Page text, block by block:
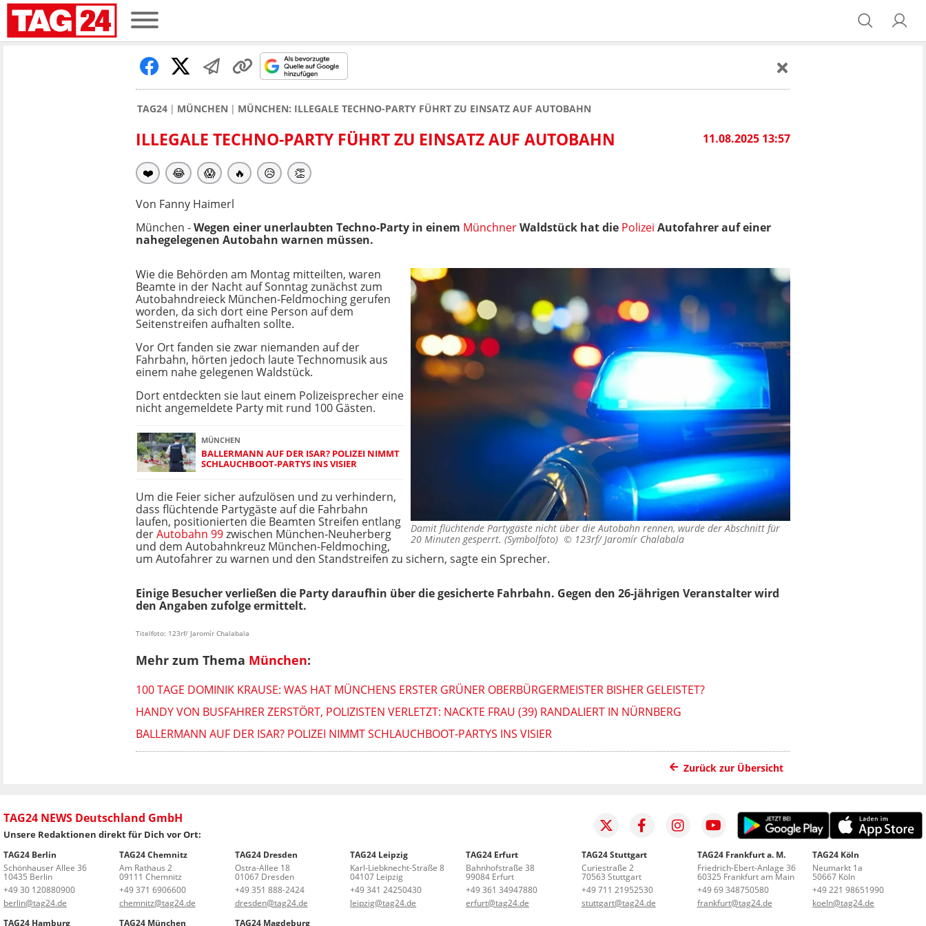
TAG24 MÜNCHEN MÜNCHEN: ILLEGALE TECHNO-PARTY FÜHRT ZU EINSATZ AUF AUTOBAHN
11.08.2025 13:57
ILLEGALE TECHNO-PARTY FÜHRT ZU EINSATZ AUF AUTOBAHN
❤️ 😂 😱 🔥 😥 👏
Von Fanny Haimerl
München -Wegen einer unerlaubten Techno-Party in einem MünchnerWaldstück hat die Polizei Autofahrer auf einer
nahegelegenen Autobahn warnen müssen.
Damit flüchtende Partygäste nicht über die Autobahn rennen, wurde der Abschnitt für
20 Minuten gesperrt. (Symbolfoto) © 123rf/ Jaromír Chalabala
Wie die Behörden am Montag mitteilten, waren
Beamte in der Nacht auf Sonntag zunächst zum
Autobahndreieck München-Feldmoching gerufen
worden, da sich dort eine Person auf dem
Seitenstreifen aufhalten sollte.
Vor Ort fanden sie zwar niemanden auf der
Fahrbahn, hörten jedoch laute Technomusik aus
einem nahe gelegenen Waldstück.
Dort entdeckten sie laut einem Polizeisprecher eine
nicht angemeldete Party mit rund 100 Gästen.
MÜNCHEN
BALLERMANN AUF DER ISAR? POLIZEI NIMMT
SCHLAUCHBOOT-PARTYS INS VISIER
Um die Feier sicher aufzulösen und zu verhindern,
dass flüchtende Partygäste auf die Fahrbahn
laufen, positionierten die Beamten Streifen entlang
derAutobahn 99zwischen München-Neuherberg
und dem Autobahnkreuz München-Feldmoching,
um Autofahrer zu warnen und den Standstreifen zu sichern, sagte ein Sprecher.
Einige Besucher verließen die Party daraufhin über die gesicherte Fahrbahn. Gegen den 26-jährigen Veranstalter wird
den Angaben zufolge ermittelt.
Titelfoto: 123rf/ Jaromír Chalabala
Mehr zum Thema München:
100 TAGE DOMINIK KRAUSE: WAS HAT MÜNCHENS ERSTER GRÜNER OBERBÜRGERMEISTER BISHER GELEISTET?
HANDY VON BUSFAHRER ZERSTÖRT, POLIZISTEN VERLETZT: NACKTE FRAU (39) RANDALIERT IN NÜRNBERG
BALLERMANN AUF DER ISAR? POLIZEI NIMMT SCHLAUCHBOOT-PARTYS INS VISIER
Zurück zur Übersicht
TAG24 NEWS Deutschland GmbH
Unsere Redaktionen direkt für Dich vor Ort:
TAG24 Berlin
Schönhauser Allee 36
10435 Berlin
+49 30 120880900
berlin@tag24.de
TAG24 Chemnitz
Am Rathaus 2
09111 Chemnitz
+49 371 6906600
chemnitz@tag24.de
TAG24 Dresden
Ostra-Allee 18
01067 Dresden
+49 351 888-2424
dresden@tag24.de
TAG24 Leipzig
Karl-Liebknecht-Straße 8
04107 Leipzig
+49 341 24250430
leipzig@tag24.de
TAG24 Erfurt
Bahnhofstraße 38
99084 Erfurt
+49 361 34947880
erfurt@tag24.de
TAG24 Stuttgart
Curiestraße 2
70563 Stuttgart
+49 711 21952530
stuttgart@tag24.de
TAG24 Frankfurt a. M.
Friedrich-Ebert-Anlage 36
60325 Frankfurt am Main
+49 69 348750580
frankfurt@tag24.de
TAG24 Köln
Neumarkt 1a
50667 Köln
+49 221 98651990
koeln@tag24.de
TAG24 Hamburg
TAG24 München TAG24 Magdeburg